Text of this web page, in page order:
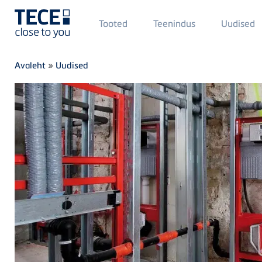
Skip to main content
Main
Menü
Tooted Teenindus Uudised
Breadcrumb
Avaleht » Uudised